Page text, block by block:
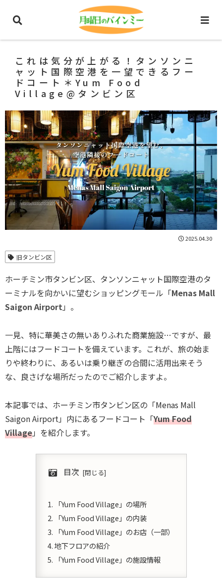
ホーチミングルメ ベトナム料理
これは気分が上がる！タンソンニ
ャット国際空港を一望できるフー
ドコート＊Yum Food
Village@タンビン区
2025.04.30
旧タンビン区
ホーチミン市タンビン区、タンソンニャット国際空港のタ
ーミナルを向かいに望むショッピングモール「Menas Mall
Saigon Airport」。
一見、特に華美さの無いありふれた商業施設…ですが、最
上階にはフードコートを備えています。これが、旅の始ま
りや終わりに、あるいは乗り継ぎの合間に活用出来そう
な、良さげな場所だったのでご紹介しますよ。
本記事では、ホーチミン市タンビン区の「Menas Mall
Saigon Airport」内にあるフードコート「Yum Food
Village」を紹介します。
目次
「Yum Food Village」の場所
「Yum Food Village」の内装
「Yum Food Village」のお店（一部）
地下フロアの紹介
「Yum Food Village」の施設情報